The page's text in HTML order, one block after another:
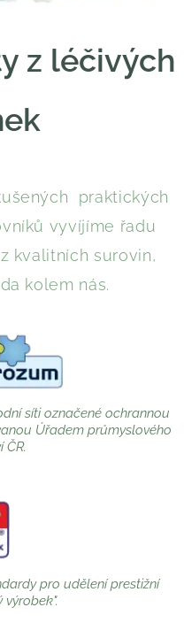
z léčivých
praktických
vyvíjíme řadu
kvalitních surovin,
kolem nás.
síti označené ochrannou
Úřadem průmyslového
ČR.
pro udělení prestižní
výrobek".